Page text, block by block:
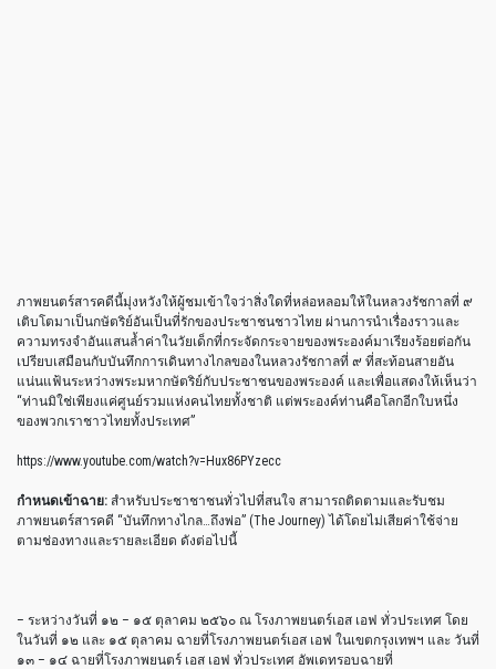
ภาพยนตร์สารคดีนี้มุ่งหวังให้ผู้ชมเข้าใจว่าสิ่งใดที่หล่อหลอมให้ในหลวงรัชกาลที่ ๙
เติบโตมาเป็นกษัตริย์อันเป็นที่รักของประชาชนชาวไทย ผ่านการนำเรื่องราวและ
ความทรงจำอันแสนล้ำค่าในวัยเด็กที่กระจัดกระจายของพระองค์มาเรียงร้อยต่อกัน
เปรียบเสมือนกับบันทึกการเดินทางไกลของในหลวงรัชกาลที่ ๙ ที่สะท้อนสายอัน
แน่นแฟ้นระหว่างพระมหากษัตริย์กับประชาชนของพระองค์ และเพื่อแสดงให้เห็นว่า
“ท่านมิใช่เพียงแค่ศูนย์รวมแห่งคนไทยทั้งชาติ แต่พระองค์ท่านคือโลกอีกใบหนึ่ง
ของพวกเราชาวไทยทั้งประเทศ”
https://www.youtube.com/watch?v=Hux86PYzecc
กำหนดเข้าฉาย: สำหรับประชาชาชนทั่วไปที่สนใจ สามารถติดตามและรับชม
ภาพยนตร์สารคดี “บันทึกทางไกล…ถึงพ่อ” (The Journey) ได้โดยไม่เสียค่าใช้จ่าย
ตามช่องทางและรายละเอียด ดังต่อไปนี้
– ระหว่างวันที่ ๑๒ – ๑๕ ตุลาคม ๒๕๖๐ ณ โรงภาพยนตร์เอส เอฟ ทั่วประเทศ โดย
ในวันที่ ๑๒ และ ๑๕ ตุลาคม ฉายที่โรงภาพยนตร์เอส เอฟ ในเขตกรุงเทพฯ และ วันที่
๑๓ – ๑๔ ฉายที่โรงภาพยนตร์ เอส เอฟ ทั่วประเทศ อัพเดทรอบฉายที่